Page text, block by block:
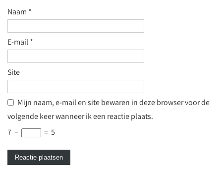
Naam *
E-mail*
Site
Mijn naam, e-mail en site bewaren in deze browser voor de
volgende keer wanneer ik een reactie plaats.
7 − = 5